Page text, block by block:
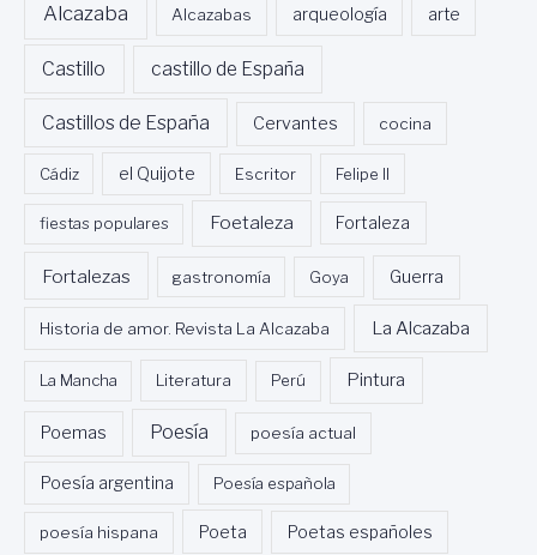
Alcazaba Alcazabas arqueología arte
Castillo castillo de España
Castillos de España Cervantes cocina
Cádiz el Quijote Escritor Felipe II
fiestas populares Foetaleza Fortaleza
Fortalezas gastronomía Goya Guerra
Historia de amor. Revista La Alcazaba La Alcazaba
La Mancha Literatura Perú Pintura
Poemas Poesía poesía actual
Poesía argentina Poesía española
poesía hispana Poeta Poetas españoles